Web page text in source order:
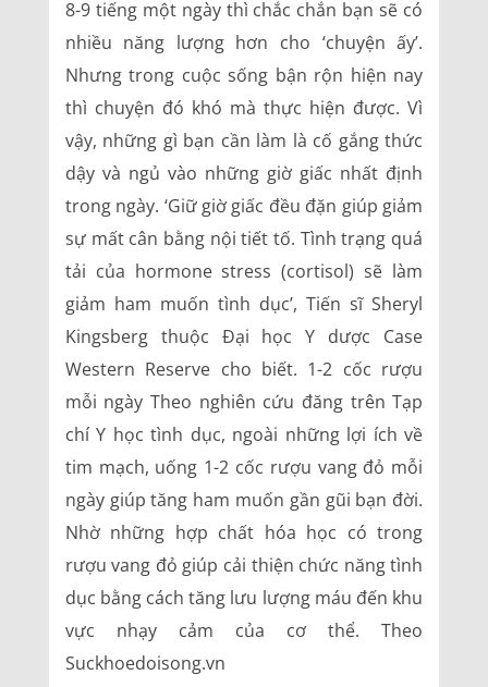
8-9 tiếng một ngày thì chắc chắn bạn sẽ có
nhiều năng lượng hơn cho ‘chuyện ấy’.
Nhưng trong cuộc sống bận rộn hiện nay
thì chuyện đó khó mà thực hiện được. Vì
vậy, những gì bạn cần làm là cố gắng thức
dậy và ngủ vào những giờ giấc nhất định
trong ngày. ‘Giữ giờ giấc đều đặn giúp giảm
sự mất cân bằng nội tiết tố. Tình trạng quá
tải của hormone stress (cortisol) sẽ làm
giảm ham muốn tình dục’, Tiến sĩ Sheryl
Kingsberg thuộc Đại học Y dược Case
Western Reserve cho biết. 1-2 cốc rượu
mỗi ngày Theo nghiên cứu đăng trên Tạp
chí Y học tình dục, ngoài những lợi ích về
tim mạch, uống 1-2 cốc rượu vang đỏ mỗi
ngày giúp tăng ham muốn gần gũi bạn đời.
Nhờ những hợp chất hóa học có trong
rượu vang đỏ giúp cải thiện chức năng tình
dục bằng cách tăng lưu lượng máu đến khu
vực nhạy cảm của cơ thể. Theo
Suckhoedoisong.vn